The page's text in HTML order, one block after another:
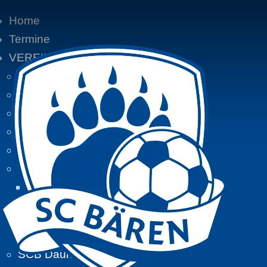
Home
Termine
VEREIN
Vereinsgeschichte
Vereinsaktivitäten
Aktuelle Mitglieder:
Mitglieder von A - Z
Zeitungsberichte
BIKETOUREN
Tourdaten 2016
Tourdaten 2015
Tourdaten 2014
SCB Daune unterwegs...